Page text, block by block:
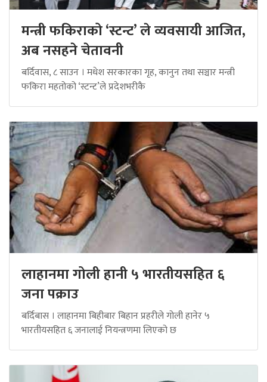
मन्त्री फकिराको ‘स्टन्ट’ ले व्यवसायी आजित,
अब नसहने चेतावनी
बर्दिवास, ८ साउन । मधेश सरकारका गृह, कानुन तथा सञ्चार मन्त्री
फकिरा महतोको ‘स्टन्ट’ले प्रदेशभरीकै
लाहानमा गोली हानी ५ भारतीयसहित ६
जना पक्राउ
बर्दिबास । लाहानमा बिहीबार बिहान प्रहरीले गोली हानेर ५
भारतीयसहित ६ जनालाई नियन्त्रणमा लिएको छ